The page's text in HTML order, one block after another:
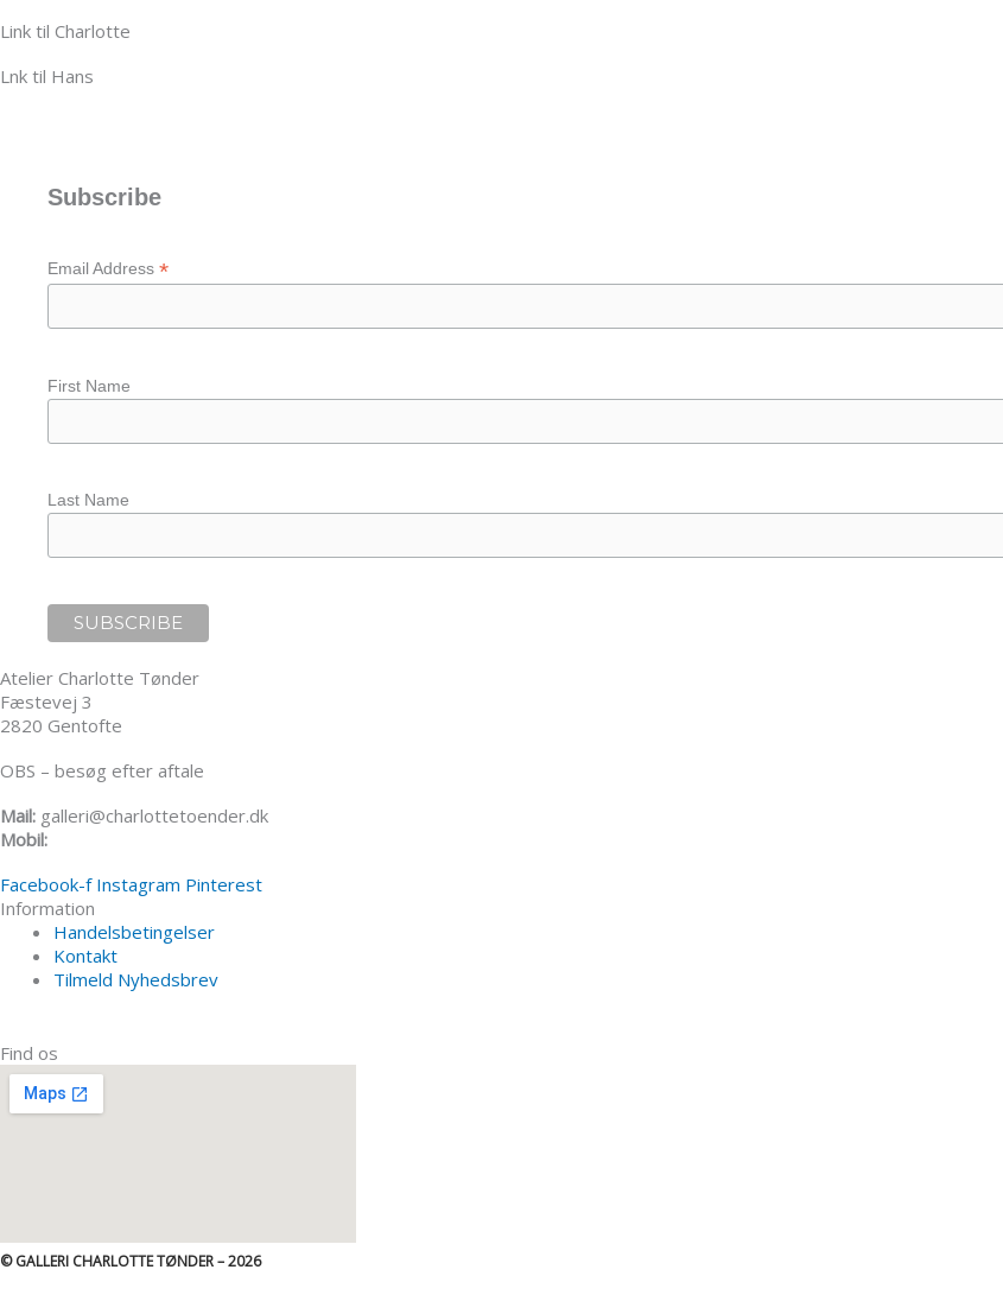
Link til Charlotte
Lnk til Hans
Subscribe
Email Address*
First Name
Last Name
Atelier Charlotte Tønder
Fæstevej 3
2820 Gentofte
OBS – besøg efter aftale
Mail: galleri@charlottetoender.dk
Mobil:
Facebook-f Instagram Pinterest
Information
Handelsbetingelser
Kontakt
Tilmeld Nyhedsbrev
Find os
© GALLERI CHARLOTTE TØNDER – 2026